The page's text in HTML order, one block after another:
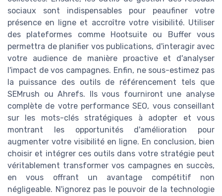
sociaux sont indispensables pour peaufiner votre
présence en ligne et accroître votre visibilité. Utiliser
des plateformes comme Hootsuite ou Buffer vous
permettra de planifier vos publications, d'interagir avec
votre audience de manière proactive et d'analyser
l'impact de vos campagnes. Enfin, ne sous-estimez pas
la puissance des outils de référencement tels que
SEMrush ou Ahrefs. Ils vous fourniront une analyse
complète de votre performance SEO, vous conseillant
sur les mots-clés stratégiques à adopter et vous
montrant les opportunités d'amélioration pour
augmenter votre visibilité en ligne. En conclusion, bien
choisir et intégrer ces outils dans votre stratégie peut
véritablement transformer vos campagnes en succès,
en vous offrant un avantage compétitif non
négligeable. N'ignorez pas le pouvoir de la technologie